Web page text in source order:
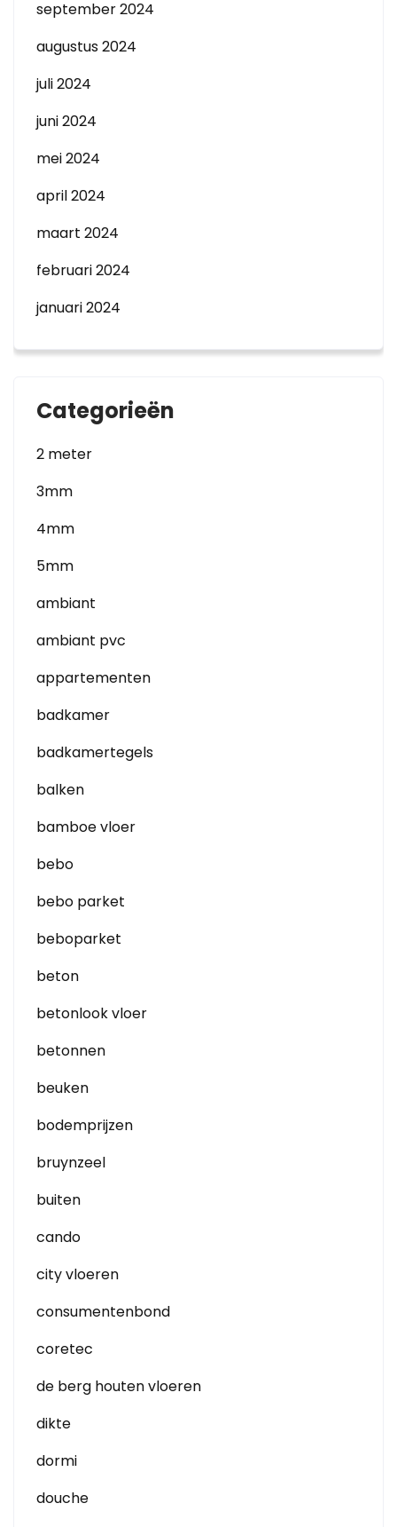
september 2024
augustus 2024
juli 2024
juni 2024
mei 2024
april 2024
maart 2024
februari 2024
januari 2024
Categorieën
2 meter
3mm
4mm
5mm
ambiant
ambiant pvc
appartementen
badkamer
badkamertegels
balken
bamboe vloer
bebo
bebo parket
beboparket
beton
betonlook vloer
betonnen
beuken
bodemprijzen
bruynzeel
buiten
cando
city vloeren
consumentenbond
coretec
de berg houten vloeren
dikte
dormi
douche